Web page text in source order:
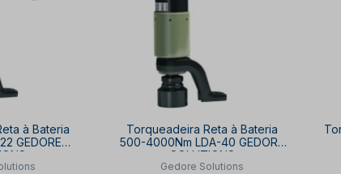
à Bateria
GEDORE
Torqueadeira Reta à Bateria
500-4000Nm LDA-40 GEDORE
SOLUTIONS
Gedore Solutions